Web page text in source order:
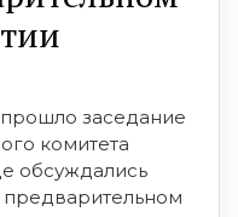
заседание
комитета
обсуждались
предварительном